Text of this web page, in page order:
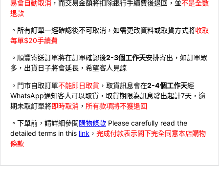
易會自動取消 ，而交易金額將扣除銀行手續費後退回，並不是全數
退款
。所有訂單一經確認後不可取消，如需更改資料或取貨方式將收取
每單$20手續費
。順豐寄送訂單將在訂單確認後2-3個工作天安排寄出，如訂單眾
多，出貨日子將會延長，希望客人見諒
。門市自取訂單不能即日取貨 ，取貨訊息會在2-4個工作天經
WhatsApp通知客人可以取貨，取貨期限為訊息發出起計7天，逾
期未取訂單將即時取消 ， 所有款項將不獲退回
。下單前，請詳細參閱購物條款 Please carefully read the
detailed terms in this link ， 完成付款表示閣下完全同意本店購物
條款